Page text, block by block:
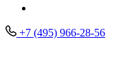
+7 (495) 966-28-56